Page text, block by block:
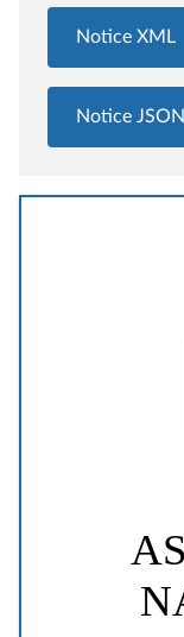
Notice XML
Notice JSON